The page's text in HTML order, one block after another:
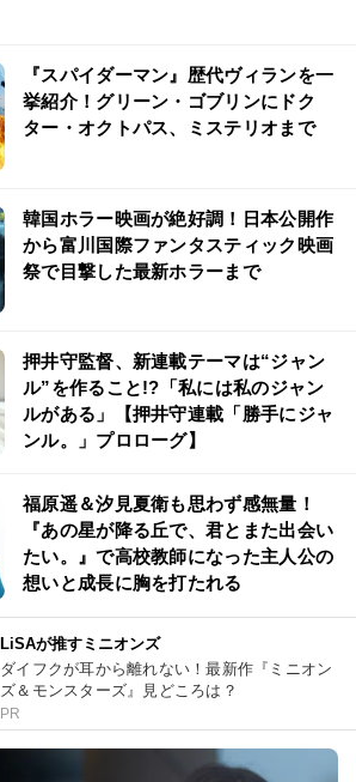
『スパイダーマン』歴代ヴィランを一
挙紹介！グリーン・ゴブリンにドク
ター・オクトパス、ミステリオまで
韓国ホラー映画が絶好調！日本公開作
から富川国際ファンタスティック映画
祭で目撃した最新ホラーまで
押井守監督、新連載テーマは“ジャン
ル”を作ること!?「私には私のジャン
ルがある」【押井守連載「勝手にジャ
ンル。」プロローグ】
福原遥＆汐見夏衛も思わず感無量！
『あの星が降る丘で、君とまた出会い
たい。』で高校教師になった主人公の
想いと成長に胸を打たれる
LiSAが推すミニオンズ
ダイフクが耳から離れない！最新作『ミニオン
ズ＆モンスターズ』見どころは？
PR